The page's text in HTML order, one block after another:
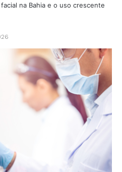
na Bahia e o uso crescente